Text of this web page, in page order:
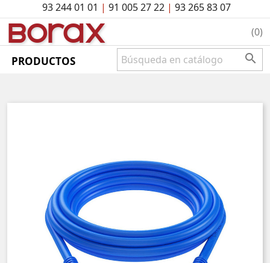
93 244 01 01 | 91 005 27 22| 93 265 83 07
BOrAx (0)
PRODUCTOS 